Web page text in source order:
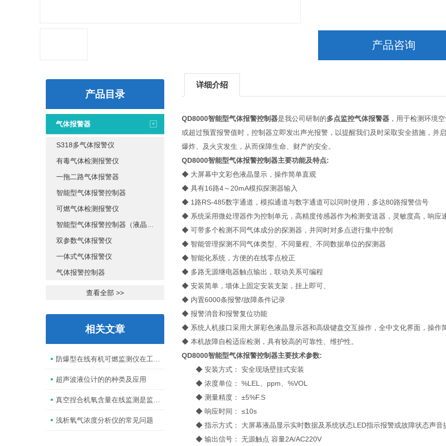
产品咨询
产品目录
气体报警器
S318多气体报警仪
有毒气体检测报警仪
一拖二路气体报警器
智能型气体报警控制器
可燃气体检测报警仪
双参数气体报警仪
一体式气体报警仪
气体报警控制器
查看全部 >>
相关文章
超声波液位计的的种类及应用
浅析氧气浓度分析仪的常见问题
详细介绍
QD8000智能型气体报警控制器是我公司研制的多点监控气体报警器 ，用于检测环境
或超过预置报警值时，控制器立即发出声光报警，以提醒我们及时采取安全措施，并
爆炸、及火灾发生，从而保障生命、财产的安全。
QD8000智能型气体报警控制器主要功能及特点:
◆ 大屏幕中文彩色液晶显示，操作简单直观
◆ 具有16路4～20mA模拟探测器输入
◆ 1路RS-485数字通道，模拟通道与数字通道可以同时使用，多达80路报警信号
◆ 系统采用微处理器作为控制单元，高精度传感器作为检测变送器，灵敏度高，响应
◆ 可带多个检测不同气体成分的探测器，并同时对多点进行集中控制
◆ 智能管理探测不同气体类型、不同量程、不同数据单位的探测器
◆ 智能化系统，方便的在线零点校正
◆ 多路无源继电器触点输出，联动关系可编程
◆ 安装简单，墙体上固定安装支架，挂上即可、
◆ 内置6000条报警/故障条件记录
◆ 报警消音和报警复位功能
◆ 系统人机接口采用大屏彩色液晶显示器和高级键盘交互操作，全中文化界面，操作
◆ 本机故障自检适应检测，具有较高的可靠性、维护性。
QD8000智能型气体报警控制器主要技术参数:
◆ 安装方式： 安全现场壁挂式安装
◆ 浓度单位： %LEL、ppm、%VOL
◆ 测量精度： ±5%F.S
◆ 响应时间： ≤10s
◆ 指示方式： 大屏幕液晶显示实时数据及系统状态LED指示报警或故障状态声音
◆ 输出信号： 无源触点 容量2A/AC220V